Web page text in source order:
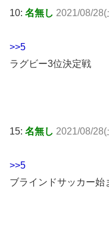
10: 名無し 2021/08/
>>5
ラグビー3位決定戦
15: 名無し 2021/08/
>>5
ブラインドサッカー始